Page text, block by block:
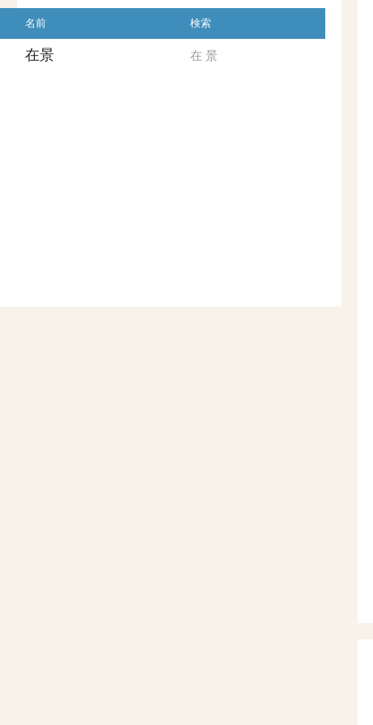
名前 検索
在景 在 景